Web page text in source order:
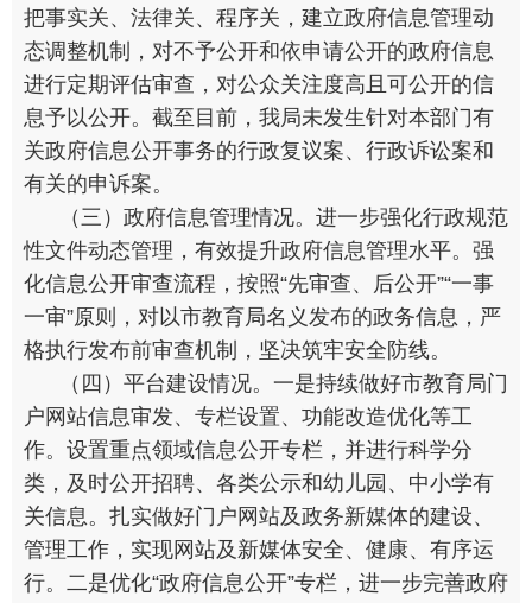
把事实关、法律关、程序关，建立政府信息管理动
态调整机制，对不予公开和依申请公开的政府信息
进行定期评估审查，对公众关注度高且可公开的信
息予以公开。截至目前，我局未发生针对本部门有
关政府信息公开事务的行政复议案、行政诉讼案和
有关的申诉案。
（三）政府信息管理情况。进一步强化行政规范
性文件动态管理，有效提升政府信息管理水平。强
化信息公开审查流程，按照“先审查、后公开”“一事
一审”原则，对以市教育局名义发布的政务信息，严
格执行发布前审查机制，坚决筑牢安全防线。
（四）平台建设情况。一是持续做好市教育局门
户网站信息审发、专栏设置、功能改造优化等工
作。设置重点领域信息公开专栏，并进行科学分
类，及时公开招聘、各类公示和幼儿园、中小学有
关信息。扎实做好门户网站及政务新媒体的建设、
管理工作，实现网站及新媒体安全、健康、有序运
行。二是优化“政府信息公开”专栏，进一步完善政府